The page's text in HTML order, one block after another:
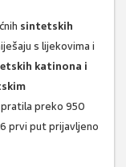
sintetskih
s lijekovima i
katinona i
pratila preko 950
prvi put prijavljeno